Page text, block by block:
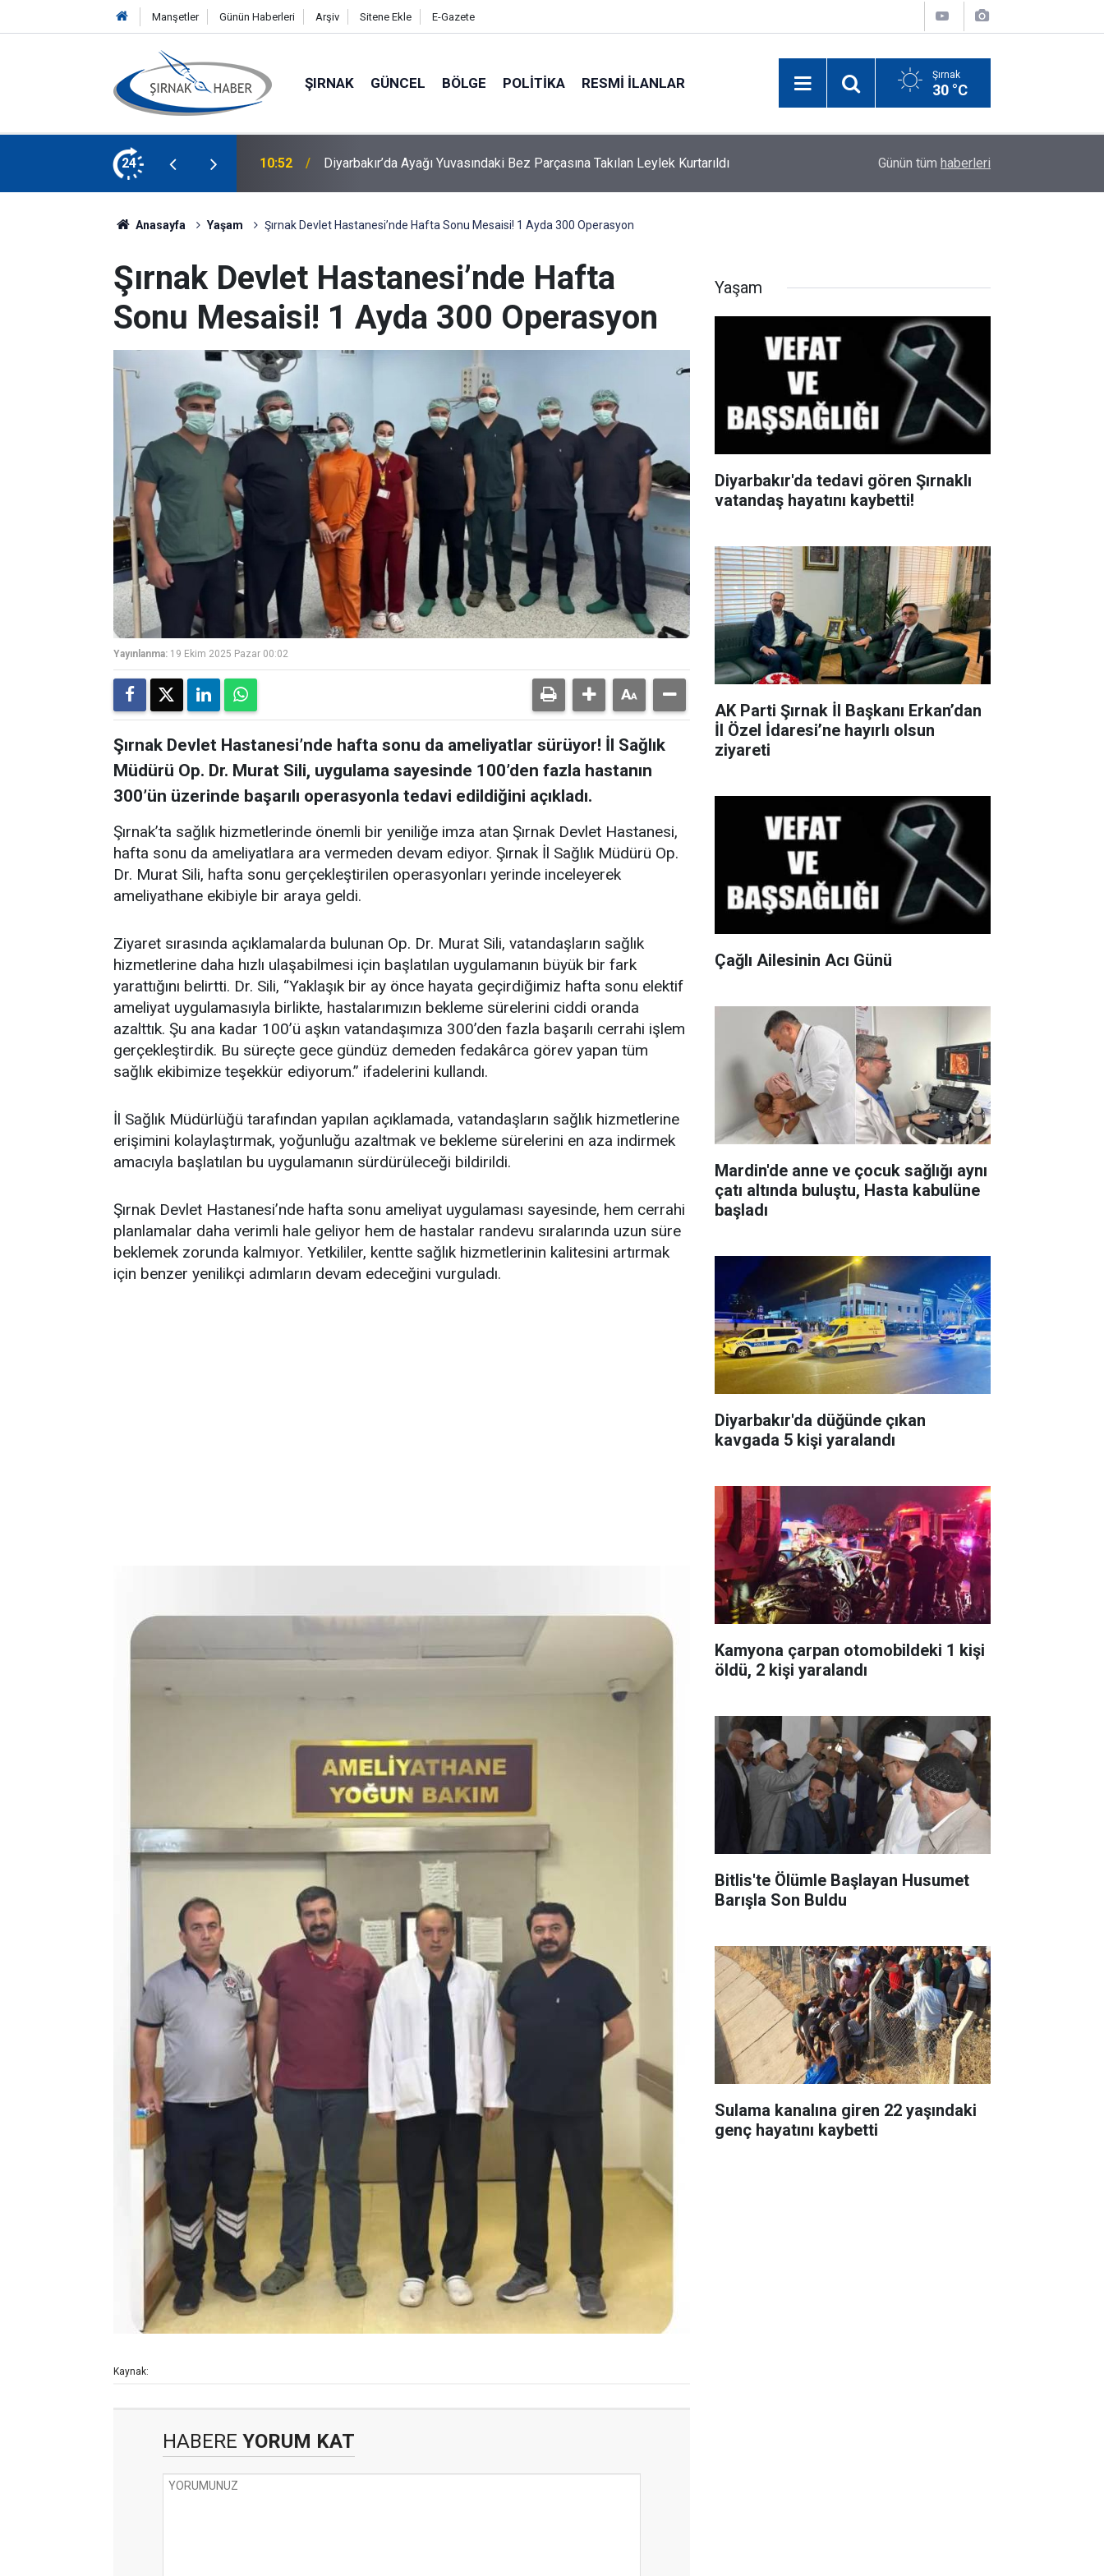
Manşetler Günün Haberleri Arşiv Sitene Ekle E-Gazete
ŞIRNAK GÜNCEL BÖLGE POLITIKA RESMI İLANLAR Şırnak
30 °C
24
Parçasına Takılan Leylek Kurtarıldı 10:50 Diyarbakır'da tedavi gören Şırnaklı vatandaş hayatını kaybetti! Yeşilay Şırnak Şubesi Sahaya İndi:
Günün tüm haberleri
Anasayfa Yaşam Şırnak Devlet Hastanesi’nde Hafta Sonu Mesaisi! 1 Ayda 300 Operasyon
Şırnak Devlet Hastanesi’nde Hafta
Sonu Mesaisi! 1 Ayda 300 Operasyon
Yayınlanma: 19 Ekim 2025 Pazar 00:02
Şırnak Devlet Hastanesi’nde hafta sonu da ameliyatlar sürüyor! İl Sağlık
Müdürü Op. Dr. Murat Sili, uygulama sayesinde 100’den fazla hastanın
300’ün üzerinde başarılı operasyonla tedavi edildiğini açıkladı.
Şırnak’ta sağlık hizmetlerinde önemli bir yeniliğe imza atan Şırnak Devlet Hastanesi,
hafta sonu da ameliyatlara ara vermeden devam ediyor. Şırnak İl Sağlık Müdürü Op.
Dr. Murat Sili, hafta sonu gerçekleştirilen operasyonları yerinde inceleyerek
ameliyathane ekibiyle bir araya geldi.
Ziyaret sırasında açıklamalarda bulunan Op. Dr. Murat Sili, vatandaşların sağlık
hizmetlerine daha hızlı ulaşabilmesi için başlatılan uygulamanın büyük bir fark
yarattığını belirtti. Dr. Sili, “Yaklaşık bir ay önce hayata geçirdiğimiz hafta sonu elektif
ameliyat uygulamasıyla birlikte, hastalarımızın bekleme sürelerini ciddi oranda
azalttık. Şu ana kadar 100’ü aşkın vatandaşımıza 300’den fazla başarılı cerrahi işlem
gerçekleştirdik. Bu süreçte gece gündüz demeden fedakârca görev yapan tüm
sağlık ekibimize teşekkür ediyorum.” ifadelerini kullandı.
İl Sağlık Müdürlüğü tarafından yapılan açıklamada, vatandaşların sağlık hizmetlerine
erişimini kolaylaştırmak, yoğunluğu azaltmak ve bekleme sürelerini en aza indirmek
amacıyla başlatılan bu uygulamanın sürdürüleceği bildirildi.
Şırnak Devlet Hastanesi’nde hafta sonu ameliyat uygulaması sayesinde, hem cerrahi
planlamalar daha verimli hale geliyor hem de hastalar randevu sıralarında uzun süre
beklemek zorunda kalmıyor. Yetkililer, kentte sağlık hizmetlerinin kalitesini artırmak
için benzer yenilikçi adımların devam edeceğini vurguladı.
Kaynak:
HABERE YORUM KAT
Yaşam
Diyarbakır'da tedavi gören Şırnaklı
vatandaş hayatını kaybetti!
AK Parti Şırnak İl Başkanı Erkan’dan
İl Özel İdaresi’ne hayırlı olsun
ziyareti
Çağlı Ailesinin Acı Günü
Mardin'de anne ve çocuk sağlığı aynı
çatı altında buluştu, Hasta kabulüne
başladı
Diyarbakır'da düğünde çıkan
kavgada 5 kişi yaralandı
Kamyona çarpan otomobildeki 1 kişi
öldü, 2 kişi yaralandı
Bitlis'te Ölümle Başlayan Husumet
Barışla Son Buldu
Sulama kanalına giren 22 yaşındaki
genç hayatını kaybetti